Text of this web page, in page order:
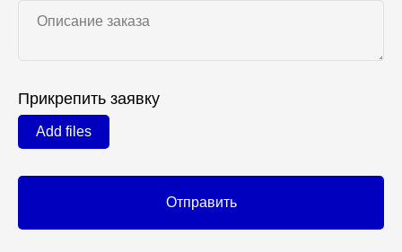
Прикрепить заявку
Add files
Отправить